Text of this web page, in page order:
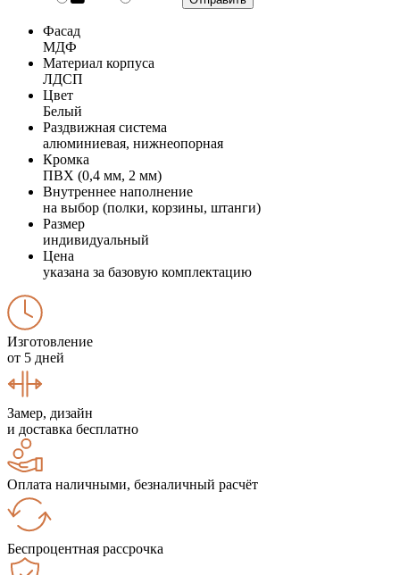
Фасад
МДФ
Материал корпуса
ЛДСП
Цвет
Белый
Раздвижная система
алюминиевая, нижнеопорная
Кромка
ПВХ (0,4 мм, 2 мм)
Внутреннее наполнение
на выбор (полки, корзины, штанги)
Размер
индивидуальный
Цена
указана за базовую комплектацию
Изготовление
от 5 дней
Замер, дизайн
и доставка бесплатно
Оплата наличными, безналичный расчёт
Беспроцентная рассрочка